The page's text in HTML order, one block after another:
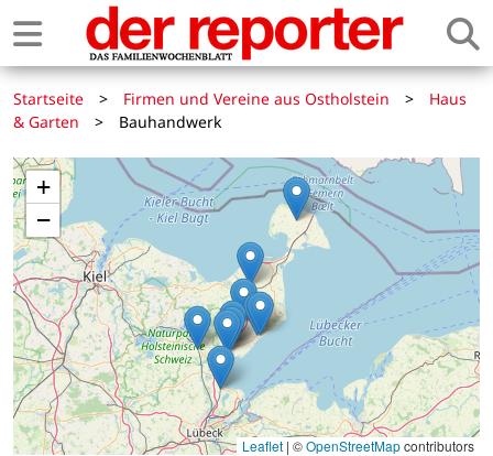
Startseite > Firmen und Vereine aus Ostholstein >
Haus
& Garten
> Bauhandwerk
+
−
Leaflet | ©OpenStreetMapcontributors